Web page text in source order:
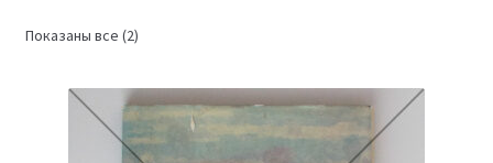
Показаны все (2)Сортировка: